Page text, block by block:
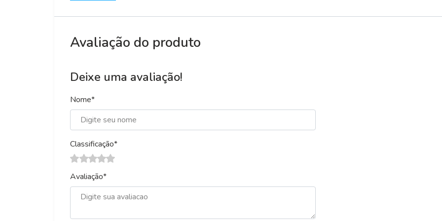
Avaliação do produto
Deixe uma avaliação!
Nome*
Classificação*
Avaliação*